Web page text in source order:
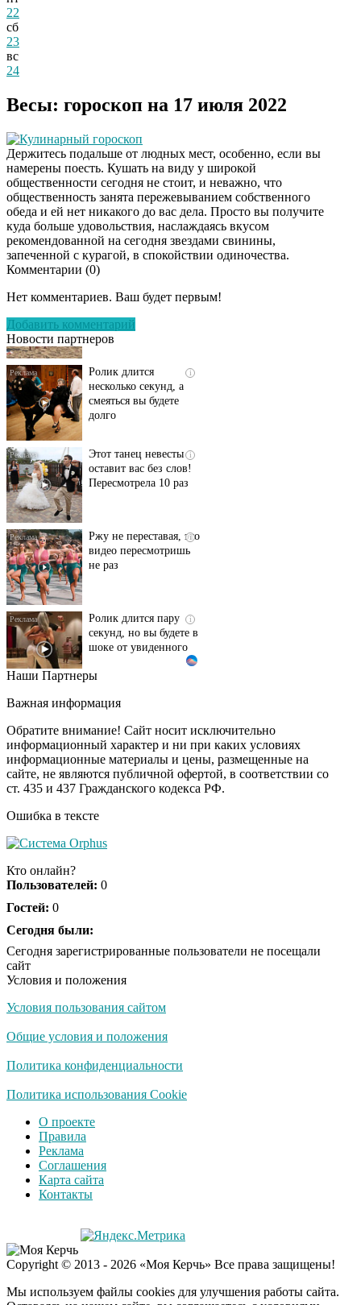
22
сб
23
вс
24
Весы: гороскоп на 17 июля 2022
Кулинарный гороскоп
Держитесь подальше от людных мест, особенно, если вы
намерены поесть. Кушать на виду у широкой
общественности сегодня не стоит, и неважно, что
общественность занята пережевыванием собственного
обеда и ей нет никакого до вас дела. Просто вы получите
куда больше удовольствия, наслаждаясь вкусом
рекомендованной на сегодня звездами свинины,
запеченной с курагой, в спокойствии одиночества.
Комментарии (0)
Нет комментариев. Ваш будет первым!
Добавить комментарий
Новости партнеров
Скрытая камера на
люди вытворяют, когда
их не видят...
несколько секунд, а
смеяться вы будете
долго
оставит вас без слов!
Пересмотрела 10 раз
видео пересмотришь
не раз
секунд, но вы будете в
шоке от увиденного
Ролик из Омска: вы
i
Королева вагона
отожгла! Видео не
оставит равнодушным
Наши Партнеры
Важная информация
Обратите внимание! Сайт носит исключительно
информационный характер и ни при каких условиях
информационные материалы и цены, размещенные на
сайте, не являются публичной офертой, в соответствии со
ст. 435 и 437 Гражданского кодекса РФ.
Ошибка в тексте
Кто онлайн?
Пользователей: 0
Гостей: 0
Сегодня были:
Сегодня зарегистрированные пользователи не посещали
сайт
Условия и положения
Условия пользования сайтом
Общие условия и положения
Политика конфиденциальности
Политика использования Cookie
О проекте
Правила
Реклама
Соглашения
Карта сайта
Контакты
Copyright © 2013 - 2026 «Моя Керчь» Все права защищены!
Мы используем файлы cookies для улучшения работы сайта.